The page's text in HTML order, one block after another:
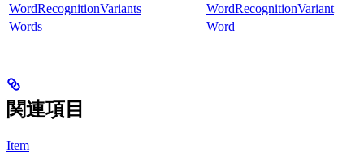
WordRecognitionVariants
WordRecognitionVariant
Words
Word
関連項目
Item